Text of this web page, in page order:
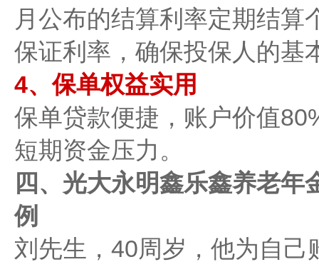
月公布的结算利率定期结算
保证利率，确保投保人的基
4、保单权益实用
保单贷款便捷‌，账户价值
短期资金压力。
四、光大永明鑫乐鑫养老
例
刘先生，40周岁，他为自